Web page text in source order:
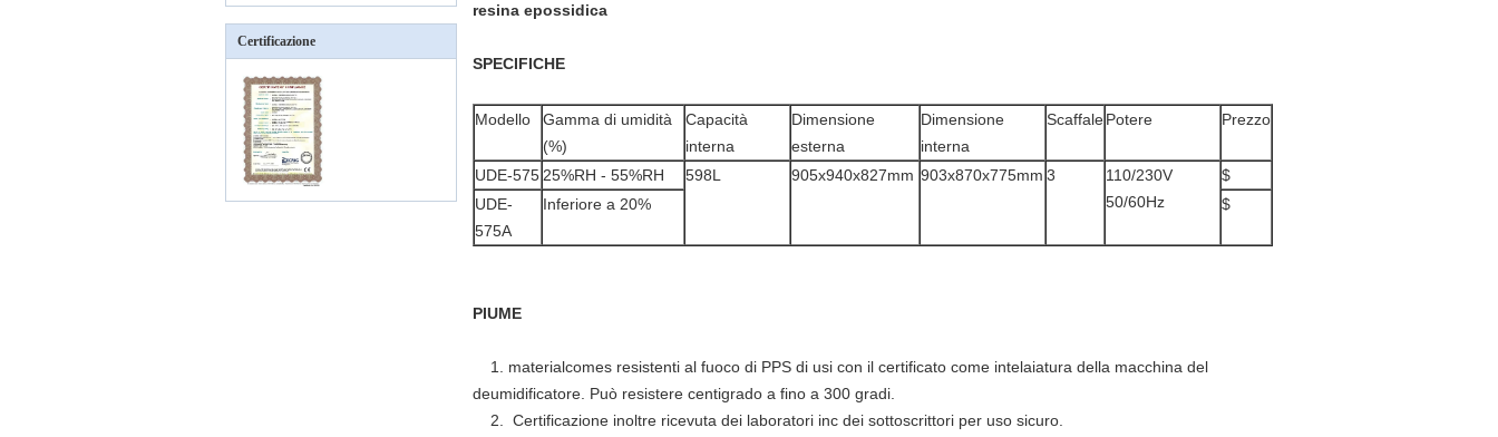
Certificazione
resina epossidica
SPECIFICHE
Modello
Gamma di umidità
(%)
Capacità
interna
Dimensione
esterna
Dimensione
interna
ScaffalePotere Prezzo
UDE-575 25%RH - 55%RH 598L 905x940x827mm 903x870x775mm 3
110/230V
50/60Hz
$
UDE-
575A
Inferiore a 20% $
PIUME
1. materialcomes resistenti al fuoco di PPS di usi con il certificato come intelaiatura della macchina del
deumidificatore. Può resistere centigrado a fino a 300 gradi.
2. Certificazione inoltre ricevuta dei laboratori inc dei sottoscrittori per uso sicuro.